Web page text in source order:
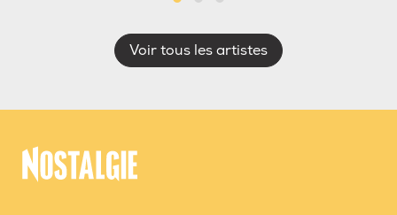
Voir tous les artistes